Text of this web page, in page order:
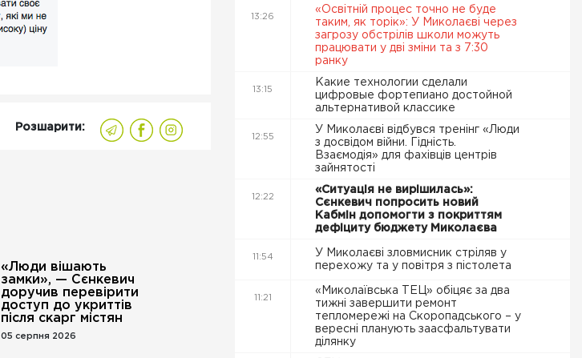
Розшарити:
«Люди вішають
замки», — Сєнкевич
доручив перевірити
доступ до укриттів
після скарг містян
05 серпня 2026
13:26
«Освітній процес точно не буде
таким, як торік»: У Миколаєві через
загрозу обстрілів школи можуть
працювати у дві зміни та з 7:30
ранку
13:15
Какие технологии сделали
цифровые фортепиано достойной
альтернативой классике
12:55
У Миколаєві відбувся тренінг «Люди
з досвідом війни. Гідність.
Взаємодія» для фахівців центрів
зайнятості
12:22
«Ситуація не вирішилась»:
Сєнкевич попросить новий
Кабмін допомогти з покриттям
дефіциту бюджету Миколаєва
11:54
У Миколаєві зловмисник стріляв у
перехожу та у повітря з пістолета
11:21
«Миколаївська ТЕЦ» обіцяє за два
тижні завершити ремонт
тепломережі на Скоропадського – у
вересні планують заасфальтувати
ділянку